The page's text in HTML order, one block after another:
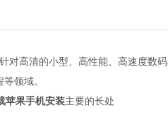
高清的小型、高性能、高速度
域。
苹果手机安装主要的长处